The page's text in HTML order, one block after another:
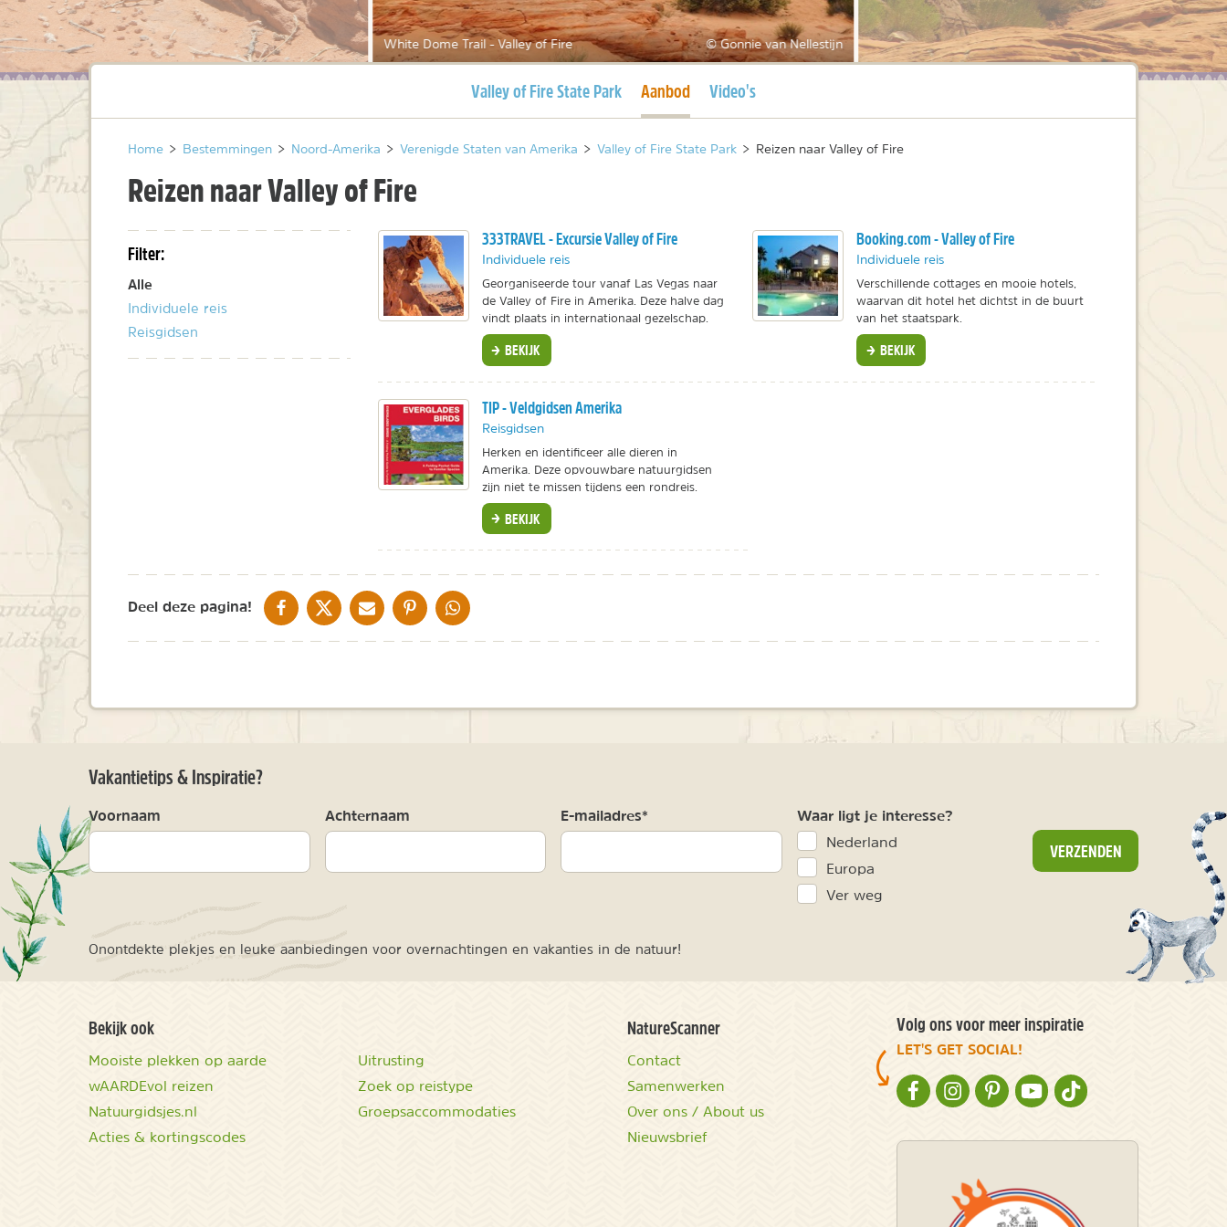
White Dome Trail - Valley of Fire © Gonnie van Nellestijn
Huidige pagina
Valley of Fire State Park Huidige pagina
Aanbod Video's
Home > Bestemmingen > Noord-Amerika > Verenigde Staten van Amerika > Valley of Fire State Park > Reizen naar Valley of Fire
Reizen naar Valley of Fire
Filter:
Alle
Individuele reis
Reisgidsen
333TRAVEL - Excursie Valley of Fire
Individuele reis
Georganiseerde tour vanaf Las Vegas naar
de Valley of Fire in Amerika. Deze halve dag
vindt plaats in internationaal gezelschap.
BEKIJK
Booking.com - Valley of Fire
Individuele reis
Verschillende cottages en mooie hotels,
waarvan dit hotel het dichtst in de buurt
van het staatspark.
BEKIJK
TIP - Veldgidsen Amerika
Reisgidsen
Herken en identificeer alle dieren in
Amerika. Deze opvouwbare natuurgidsen
zijn niet te missen tijdens een rondreis.
BEKIJK
Deel deze pagina! DELEN OP FACEBOOK
DELEN OP XDELEN VIA DE MAIL
DELEN OP PINTEREST
DELEN OP WHATSAPP
Vakantietips & Inspiratie?
Voornaam Achternaam E-mailadres* Waar ligt je interesse?
Nederland
Europa
Ver weg
VERZENDEN
Onontdekte plekjes en leuke aanbiedingen voor overnachtingen en vakanties in de natuur!
Bekijk ook
Mooiste plekken op aarde
wAARDEvol reizen
Natuurgidsjes.nl
Acties & kortingscodes
Uitrusting
Zoek op reistype
Groepsaccommodaties
NatureScanner
Contact
Samenwerken
Over ons / About us
Nieuwsbrief
Volg ons voor meer inspiratie
LET'S GET SOCIAL!
NATURESCANNER OP FACEBOOK
NATURESCANNER OP INSTAGRAM
NATURESCANNER OP PINTEREST
NATURESCANNER OP YOUTUBE
NATURESCANNER OP